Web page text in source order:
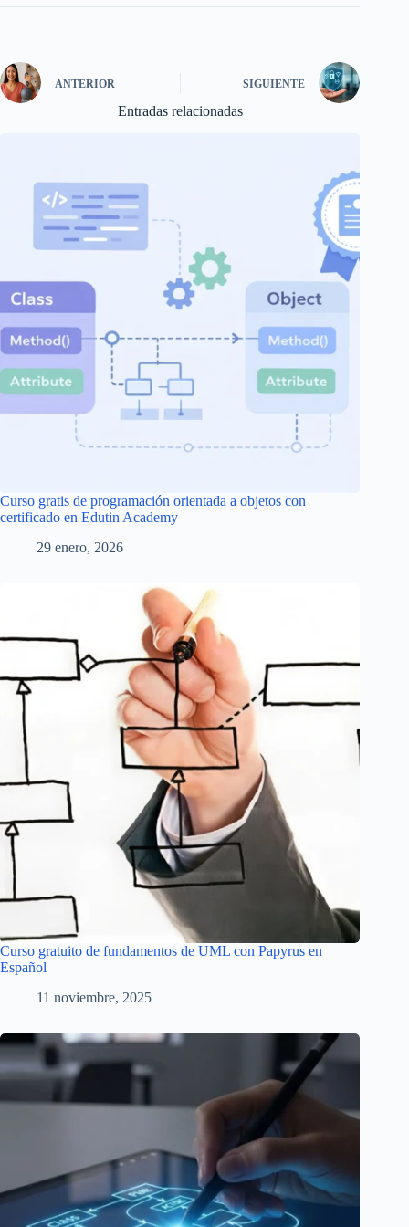
ANTERIOR SIGUIENTE
Entradas relacionadas
Curso gratis de programación orientada a objetos con
certificado en Edutin Academy
29 enero, 2026
Curso gratuito de fundamentos de UML con Papyrus en
Español
11 noviembre, 2025